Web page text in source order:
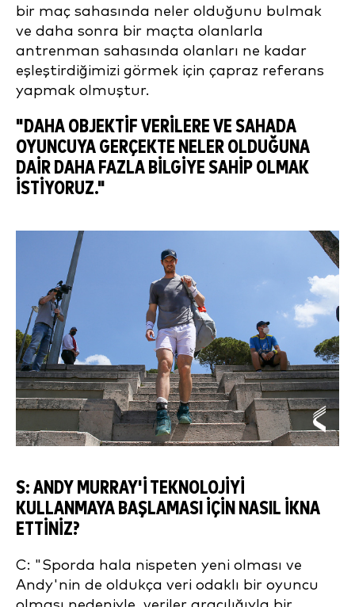
bir maç sahasında neler olduğunu bulmak
ve daha sonra bir maçta olanlarla
antrenman sahasında olanları ne kadar
eşleştirdiğimizi görmek için çapraz referans
yapmak olmuştur.
"DAHA OBJEKTIF VERILERE VE SAHADA
OYUNCUYA GERÇEKTE NELER OLDUĞUNA
DAIR DAHA FAZLA BILGIYE SAHIP OLMAK
ISTIYORUZ."
S: ANDY MURRAY'I TEKNOLOJIYI
KULLANMAYA BAŞLAMASI IÇIN NASIL IKNA
ETTINIZ?
C: "Sporda hala nispeten yeni olması ve
Andy'nin de oldukça veri odaklı bir oyuncu